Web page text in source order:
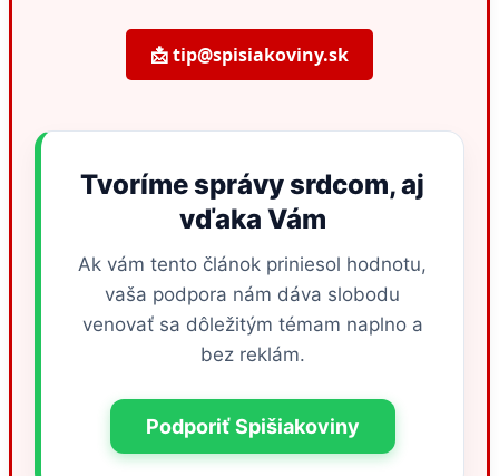
📩 tip@spisiakoviny.sk
Tvoríme správy srdcom, aj
vďaka Vám
Ak vám tento článok priniesol hodnotu,
vaša podpora nám dáva slobodu
venovať sa dôležitým témam naplno a
bez reklám.
Podporiť Spišiakoviny